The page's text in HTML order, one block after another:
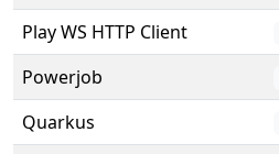
Play WS HTTP Client
Powerjob
Quarkus